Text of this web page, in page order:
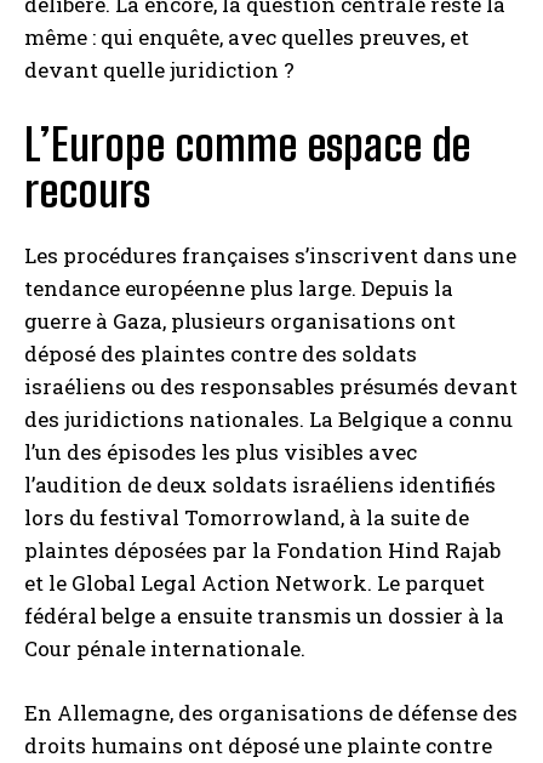
même : qui enquête, avec quelles preuves, et
devant quelle juridiction ?
L’Europe comme espace de
recours
Les procédures françaises s’inscrivent dans une
tendance européenne plus large. Depuis la
guerre à Gaza, plusieurs organisations ont
déposé des plaintes contre des soldats
israéliens ou des responsables présumés devant
des juridictions nationales. La Belgique a connu
l’un des épisodes les plus visibles avec
l’audition de deux soldats israéliens identifiés
lors du festival Tomorrowland, à la suite de
plaintes déposées par la Fondation Hind Rajab
et le Global Legal Action Network. Le parquet
fédéral belge a ensuite transmis un dossier à la
Cour pénale internationale.
En Allemagne, des organisations de défense des
droits humains ont déposé une plainte contre